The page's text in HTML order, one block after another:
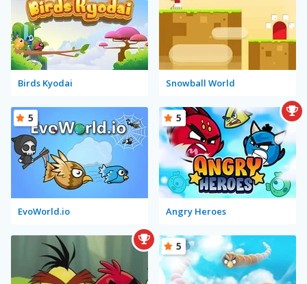
Birds Kyodai Snowball World
EvoWorld.io
5
Angry Heroes
5
5